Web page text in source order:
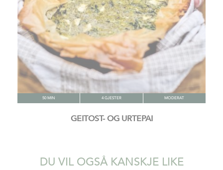
50 MIN 4 GJESTER MODERAT
GEITOST- OG URTEPAI
DU VIL OGSÅ KANSKJE LIKE